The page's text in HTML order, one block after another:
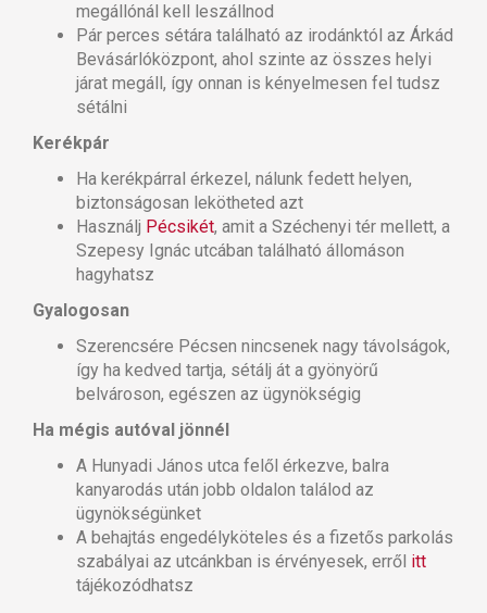
megállónál kell leszállnod
Pár perces sétára található az irodánktól az Árkád
Bevásárlóközpont, ahol szinte az összes helyi
járat megáll, így onnan is kényelmesen fel tudsz
sétálni
Kerékpár
Ha kerékpárral érkezel, nálunk fedett helyen,
biztonságosan lekötheted azt
Használj Pécsikét, amit a Széchenyi tér mellett, a
Szepesy Ignác utcában található állomáson
hagyhatsz
Gyalogosan
Szerencsére Pécsen nincsenek nagy távolságok,
így ha kedved tartja, sétálj át a gyönyörű
belvároson, egészen az ügynökségig
Ha mégis autóval jönnél
A Hunyadi János utca felől érkezve, balra
kanyarodás után jobb oldalon találod az
ügynökségünket
A behajtás engedélyköteles és a fizetős parkolás
szabályai az utcánkban is érvényesek, erről itt
tájékozódhatsz